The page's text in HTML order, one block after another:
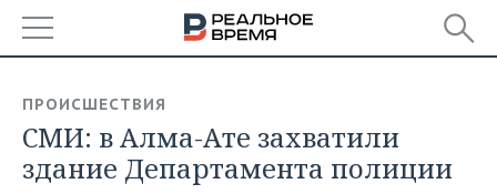
БАШКОРТОСТАН
ТАТАРСТАН
НОВОСТИ
АНАЛИТИКА
ПРОИСШЕСТВИЯ
СМИ: в Алма-Ате захватили
здание Департамента полиции